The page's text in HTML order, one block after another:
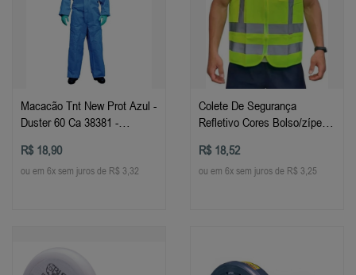
Macacão Tnt New Prot Azul -
Duster 60 Ca 38381 -
R$ 18,90
ou em 6x sem juros de R$ 3,32
Colete De Segurança
Refletivo Cores Bolso/zíper
R$ 18,52
ou em 6x sem juros de R$ 3,25